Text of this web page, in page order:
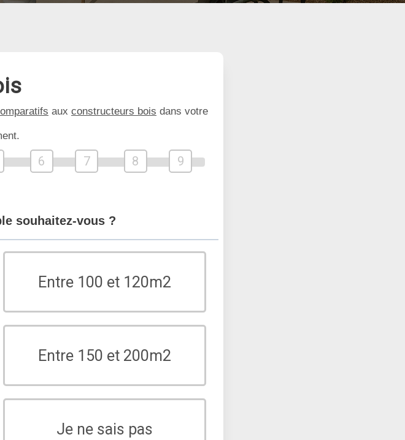
aux constructeurs bois dans votre
6 7 8 9
souhaitez-vous ?
Entre 100 et 120m2
Entre 150 et 200m2
Je ne sais pas